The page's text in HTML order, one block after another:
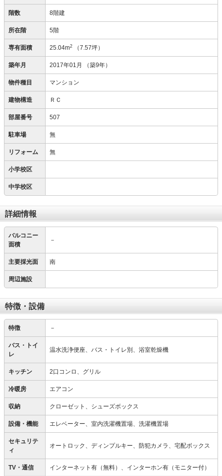
階数 8階建
所在階 5階
専有面積 25.04m2 （7.57坪）
築年月 2017年01月 （築9年）
物件種目 マンション
建物構造 ＲＣ
部屋番号 507
駐車場 無
リフォーム 無
小学校区
中学校区
詳細情報
バルコニー
面積
－
主要採光面 南
周辺施設
特徴・設備
特徴 －
バス・トイ
レ
温水洗浄便座、バス・トイレ別、浴室乾燥機
キッチン 2口コンロ、グリル
冷暖房 エアコン
収納 クローゼット、シューズボックス
設備・機能 エレベーター、室内洗濯機置場、洗濯機置場
セキュリテ
ィ
オートロック、ディンプルキー、防犯カメラ、宅配ボックス
TV・通信 インターネット有（無料）、インターホン有（モニター付）